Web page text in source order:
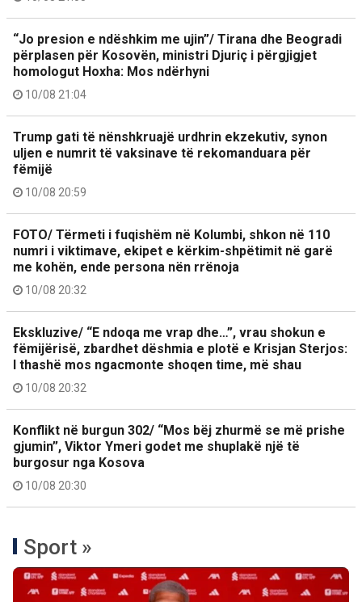
“Jo presion e ndëshkim me ujin”/ Tirana dhe Beogradi
përplasen për Kosovën, ministri Djuriç i përgjigjet
homologut Hoxha: Mos ndërhyni
10/08 21:04
Trump gati të nënshkruajë urdhrin ekzekutiv, synon
uljen e numrit të vaksinave të rekomanduara për
fëmijë
10/08 20:59
FOTO/ Tërmeti i fuqishëm në Kolumbi, shkon në 110
numri i viktimave, ekipet e kërkim-shpëtimit në garë
me kohën, ende persona nën rrënoja
10/08 20:32
Ekskluzive/ “E ndoqa me vrap dhe…”, vrau shokun e
fëmijërisë, zbardhet dëshmia e plotë e Krisjan Sterjos:
I thashë mos ngacmonte shoqen time, më shau
10/08 20:32
Konflikt në burgun 302/ “Mos bëj zhurmë se më prishe
gjumin”, Viktor Ymeri godet me shuplakë një të
burgosur nga Kosova
10/08 20:30
Sport »